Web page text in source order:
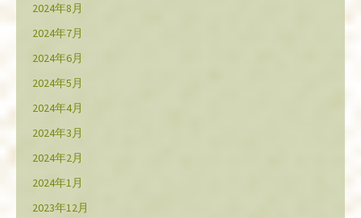
2024年8月
2024年7月
2024年6月
2024年5月
2024年4月
2024年3月
2024年2月
2024年1月
2023年12月